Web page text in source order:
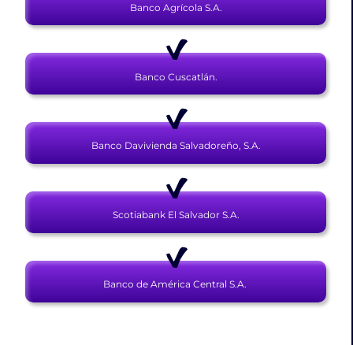
Banco Agrícola S.A.
Banco Cuscatlán.
Banco Davivienda Salvadoreño, S.A.
Scotiabank El Salvador S.A.
Banco de América Central S.A.